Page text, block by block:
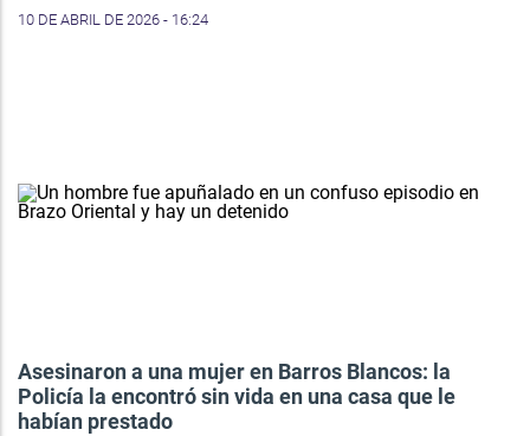
10 DE ABRIL DE 2026 - 16:24
Asesinaron a una mujer en Barros Blancos: la
Policía la encontró sin vida en una casa que le
habían prestado